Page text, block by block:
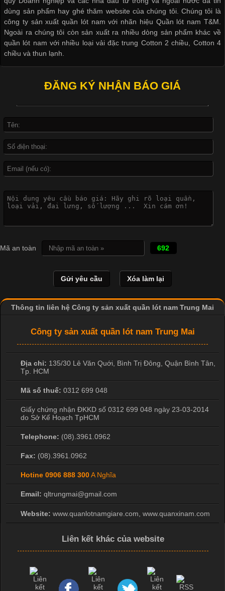
Khám Phá Áo Phông Trang Phục Phổ Biến Nhất Hiện Nay
Áo phông là một trong những trang phục phổ biến nhất trong
Không chỉ xuất hiện trong thời trang thường ngày, áo phông còn
được ứng dụng rộng rãi trong ngành sản xuất may mặc, đặc
biệt là các sản phẩm từ vải thun. Hiện nay,
Đại
Cập nhật 2026-04-21 15:41:03
In Chuyển Nhiệt Là Gì? Công Nghệ In Hiện Đại Trong Ngành
May Mặc Trong ngành in ấn và thời trang, in chuyển nhiệt đang
hình ảnh sắc nét và bền màu. Đặc biệt, kỹ thuật này được ứng
dụng rộng rãi trong sản xuất áo thun, đồ thể thao
dùng sản phẩm hay ghé thăm website của chúng tôi. Chúng tôi là
công ty sản xuất quần lót nam với nhãn hiệu Quần lót nam T&M.
Ngoài ra chúng tôi còn sản xuất ra nhiều dòng sản phẩm khác về
quần lót nam với nhiều loại vải đặc trung Cotton 2 chiều, Cotton 4
chiều và thun lạnh.
ĐĂNG KÝ NHẬN BÁO GIÁ
Mã an toàn 692
Thông tin liên hệ Công ty sản xuất quần lót nam Trung Mai
Công ty sản xuất quần lót nam Trung Mai
Địa chỉ: 135/30 Lê Văn Quới, Bình Trị Đông Quận Bình Tân
Tp. HCM
Mã số thuế: 0312 699 048
Giấy chứng nhận ĐKKD số 0312 699 048 ngày 23-03-2014
do Sở Kế Hoạch TpHCM
Telephone: (08).3961.0962
Fax: (08).3961.0962
Hotine 0906 888 300A Nghĩa
Email: qltrungmai@gmail.com
Website: www.quanlotnamgiare.com, www.quanxinam.com
Liên kết khác của website